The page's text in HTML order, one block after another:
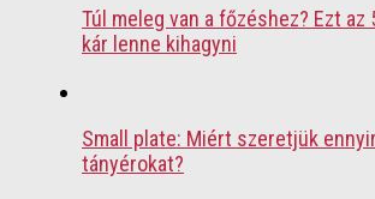
Túl meleg van a főzéshez? Ezt
kár lenne kihagyni
Small plate: Miért szeretjük
tányérokat?